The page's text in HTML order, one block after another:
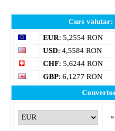
Curs valutar:
EUR: 5,2554 RON
USD: 4,5584 RON
CHF: 5,6244 RON
GBP: 6,1277 RON
»